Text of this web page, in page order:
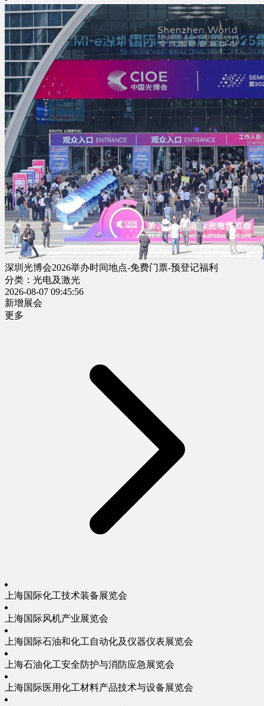
深圳光博会2026举办时间地点-免费门票-预登记福利
分类：光电及激光
2026-08-07 09:45:56
新增展会
更多
上海国际化工技术装备展览会
上海国际风机产业展览会
上海国际石油和化工自动化及仪器仪表展览会
上海石油化工安全防护与消防应急展览会
上海国际医用化工材料产品技术与设备展览会